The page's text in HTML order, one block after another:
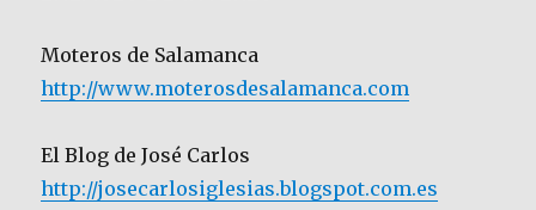
Moteros de Salamanca
http://www.moterosdesalamanca.com
El Blog de José Carlos
http://josecarlosiglesias.blogspot.com.es